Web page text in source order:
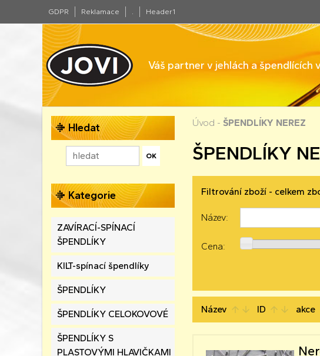
GDPR Reklamace . Header1
Váš partner v jehlách a špendlících
Hledat
Kategorie
ZAVÍRACÍ-SPÍNACÍ
ŠPENDLÍKY
KILT-spínací špendlíky
ŠPENDLÍKY
ŠPENDLÍKY CELOKOVOVÉ
ŠPENDLÍKY S
PLASTOVÝMI HLAVIČKAMI
Úvod - ŠPENDLÍKY NEREZ
ŠPENDLÍKY
Filtrování zboží - celkem
Název:
Cena:
Název arrow_upward arrow_downward ID arrow_upward arrow_downward akce